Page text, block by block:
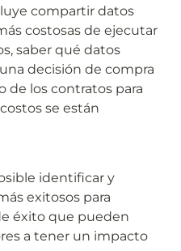
compartir datos
costosas de ejecutar
saber qué datos
decisión de compra
de los contratos para
se están
identificar y
exitosos para
éxito que pueden
a tener un impacto